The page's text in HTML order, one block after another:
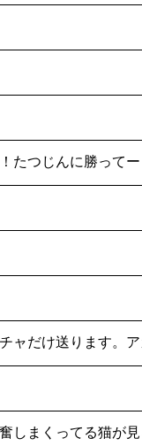
たつじんに勝ってー
ャだけ送ります。ア
しまくってる猫が